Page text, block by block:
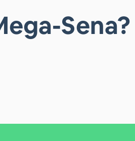
Sena?